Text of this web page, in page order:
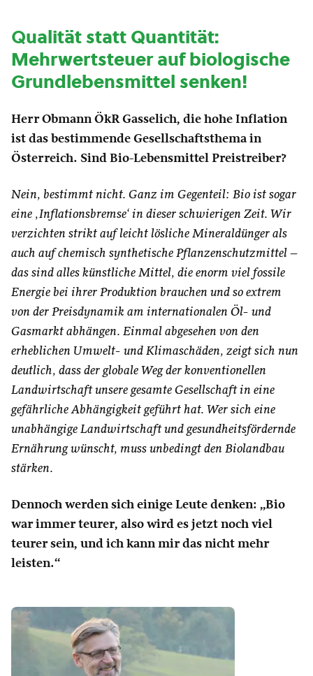
Qualität statt Quantität:
Mehrwertsteuer auf biologische
Grundlebensmittel senken!
Herr Obmann ÖkR Gasselich, die hohe Inflation
ist das bestimmende Gesellschaftsthema in
Österreich. Sind Bio-Lebensmittel Preistreiber?
Nein, bestimmt nicht. Ganz im Gegenteil: Bio ist sogar
eine ‚Inflationsbremse‘ in dieser schwierigen Zeit. Wir
verzichten strikt auf leicht lösliche Mineraldünger als
auch auf chemisch synthetische Pflanzenschutzmittel –
das sind alles künstliche Mittel, die enorm viel fossile
Energie bei ihrer Produktion brauchen und so extrem
von der Preisdynamik am internationalen Öl- und
Gasmarkt abhängen. Einmal abgesehen von den
erheblichen Umwelt- und Klimaschäden, zeigt sich nun
deutlich, dass der globale Weg der konventionellen
Landwirtschaft unsere gesamte Gesellschaft in eine
gefährliche Abhängigkeit geführt hat. Wer sich eine
unabhängige Landwirtschaft und gesundheitsfördernde
Ernährung wünscht, muss unbedingt den Biolandbau
stärken.
Dennoch werden sich einige Leute denken: „Bio
war immer teurer, also wird es jetzt noch viel
teurer sein, und ich kann mir das nicht mehr
leisten.“